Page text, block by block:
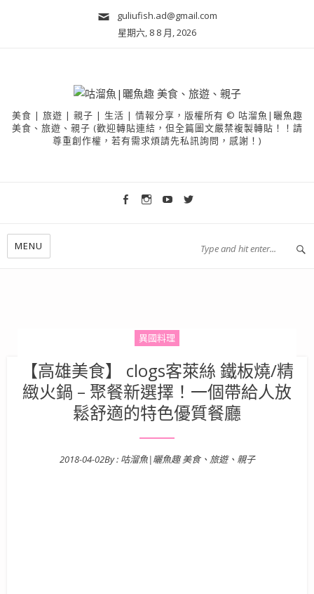
guliufish.ad@gmail.com
星期六, 8 8 月, 2026
美食 | 旅遊 | 親子 | 生活 | 情報分享，版權所有 © 咕溜魚|曬魚趣
美食、旅遊、親子 (歡迎轉貼連結，但全篇圖文嚴禁複製轉貼！！請
尊重創作權，若有需求煩請先私訊詢問，感謝！)
MENU
異國料理
【高雄美食】 clogs客萊絲 鐵板燒/精
緻火鍋 – 聚餐新選擇！一個帶給人放
鬆舒適的特色優質餐廳
Posted on
2018-04-02By : 咕溜魚|曬魚趣 美食、旅遊、親子